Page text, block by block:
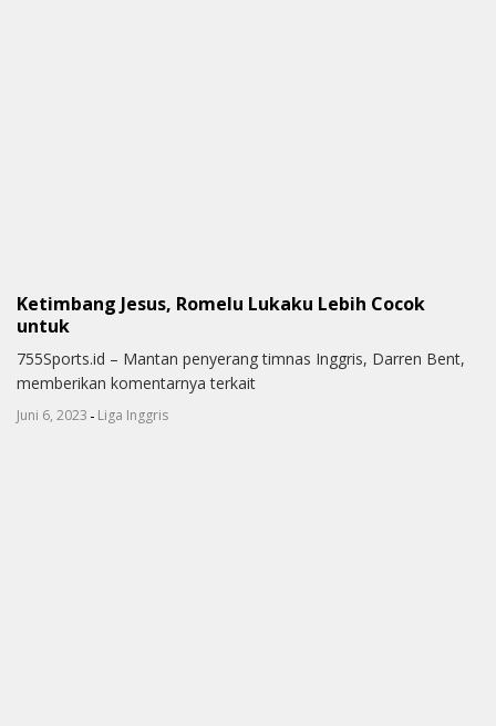
Ketimbang Jesus, Romelu Lukaku Lebih Cocok
untuk
755Sports.id – Mantan penyerang timnas Inggris, Darren Bent,
memberikan komentarnya terkait
Juni 6, 2023 - Liga Inggris